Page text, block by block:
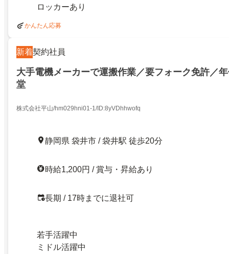
ロッカーあり
かんたん応募
新着契約社員
大手電機メーカーで運搬作業／要フォーク免許／
堂
株式会社平山/hm029hni01-1/ID:8yVDhhwofq
静岡県 袋井市 / 袋井駅 徒歩20分
時給1,200円 / 賞与・昇給あり
長期 / 17時までに退社可
若手活躍中
ミドル活躍中